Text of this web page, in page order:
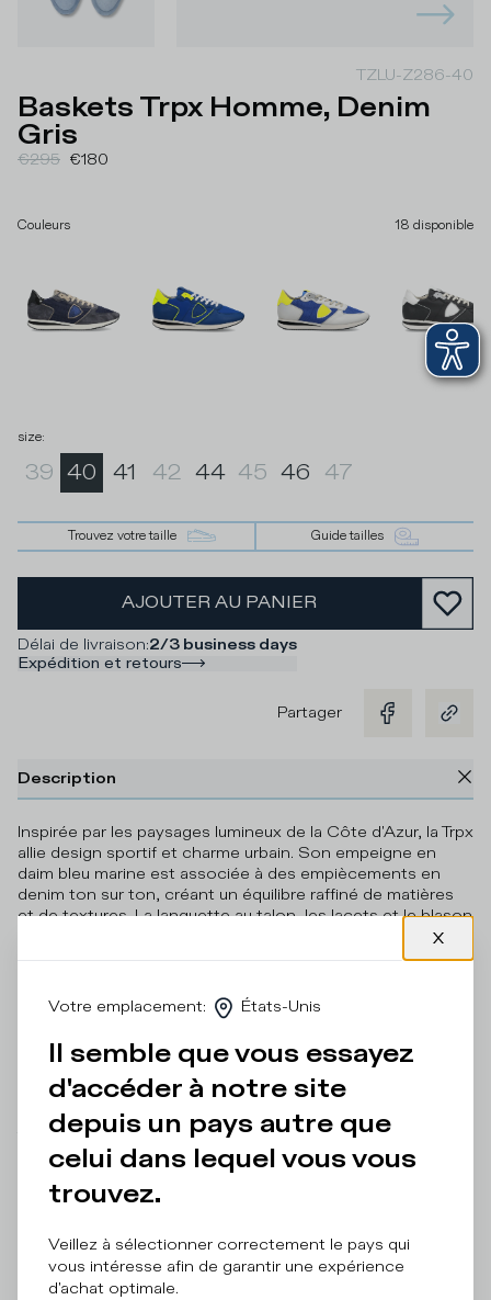
TZLU-Z286-40
Baskets Trpx Homme, Denim
Gris
€295 €180
Couleurs 18 disponible
size:
39 40 41 42 44 45 46 47
Trouvez votre taille Guide tailles
AJOUTER AU PANIER
Délai de livraison:2/3 business days
Expédition et retours
Partager
Description
Inspirée par les paysages lumineux de la Côte d'Azur, la Trpx
allie design sportif et charme urbain. Son empeigne en
daim bleu marine est associée à des empiècements en
denim ton sur ton, créant un équilibre raffiné de matières
et de textures. La languette au talon, les lacets et le blason
gris anthracite sur le côté complètent le design avec une
esthétique épurée et harmonieuse. Une sneaker conçue
l'élégance d'un design raffiné.
Détails et composition
Entretien Produit
There was a problem loading related productsThere was a
problem loading related products
Votre emplacement: États-Unis
Il semble que vous essayez
d'accéder à notre site
depuis un pays autre que
celui dans lequel vous vous
trouvez.
Veillez à sélectionner correctement le pays qui
vous intéresse afin de garantir une expérience
d'achat optimale.